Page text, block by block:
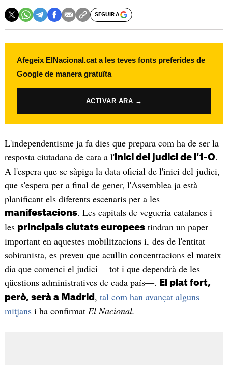
SEGUIR A
Afegeix ElNacional.cat a les teves fonts preferides de
Google de manera gratuïta
ACTIVAR ARA →
L'independentisme ja fa dies que prepara com ha de ser la
resposta ciutadana de cara a l'inici del judici de l'1-O.
A l'espera que se sàpiga la data oficial de l'inici del judici,
que s'espera per a final de gener, l'Assemblea ja està
planificant els diferents escenaris per a les
manifestacions. Les capitals de vegueria catalanes i
les principals ciutats europeestindran un paper
important en aquestes mobilitzacions i, des de l'entitat
sobiranista, es preveu que acullin concentracions el mateix
dia que comenci el judici ―tot i que dependrà de les
qüestions administratives de cada país―.
El plat fort,
però, serà a Madrid , tal com han avançat alguns
mitjansi ha confirmat El Nacional.